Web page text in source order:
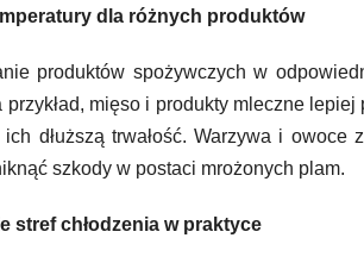
dla różnych produktów
produktów spożywczych w
mięso i produkty mleczne
ich dłuższą trwałość. Warzywa i
szkody w postaci mrożonych plam.
stref chłodzenia w praktyce